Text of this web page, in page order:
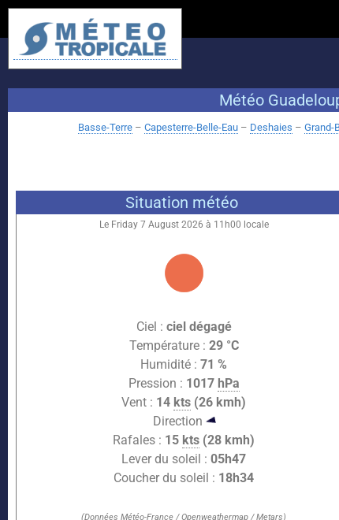
Météo
Basse-Terre – Capesterre-Belle-Eau – Deshaies – Grand-
Situation météo
Le Friday 7 August 2026 à 11h00 locale
Ciel : ciel dégagé
Température : 29 °C
Humidité :71 %
Pression : 1017 hPa
Vent : 14 kts (26 kmh)
Direction
Rafales : 15 kts (28 kmh)
Lever du soleil :05h47
Coucher du soleil : 18h34
(Données Météo-France / Openweathermap / Metars)